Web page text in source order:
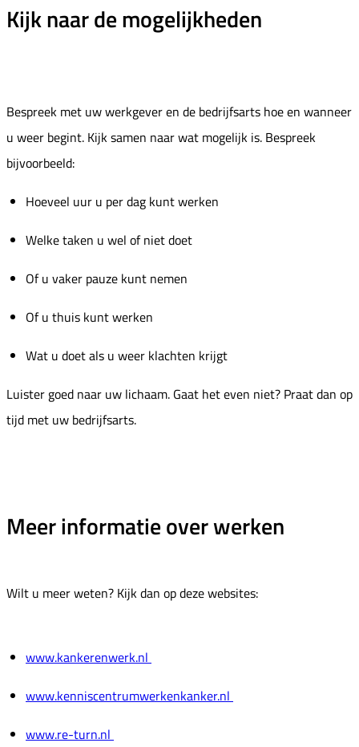
Kijk naar de mogelijkheden
Bespreek met uw werkgever en de bedrijfsarts hoe en wanneer
u weer begint. Kijk samen naar wat mogelijk is. Bespreek
bijvoorbeeld:
Hoeveel uur u per dag kunt werken
Welke taken u wel of niet doet
Of u vaker pauze kunt nemen
Of u thuis kunt werken
Wat u doet als u weer klachten krijgt
Luister goed naar uw lichaam. Gaat het even niet? Praat dan op
tijd met uw bedrijfsarts.
Meer informatie over werken
Wilt u meer weten? Kijk dan op deze websites:
www.kankerenwerk.nl
www.kenniscentrumwerkenkanker.nl
www.re-turn.nl